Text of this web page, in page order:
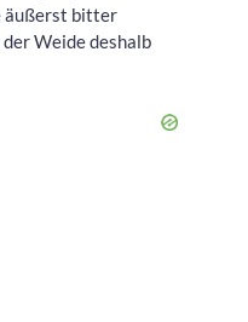
äußerst bitter
Weide deshalb